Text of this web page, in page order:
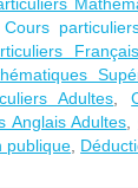
Cours
Adultes ,
Anglais Adultes ,
publique